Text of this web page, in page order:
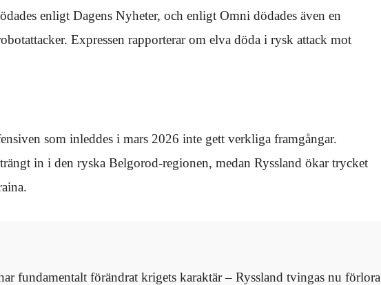
enligt Dagens Nyheter, och enligt Omni dödades även en
Expressen rapporterar om elva döda i rysk attack mot
som inleddes i mars 2026 inte gett verkliga framgångar.
in i den ryska Belgorod-regionen, medan Ryssland ökar trycket
fundamentalt förändrat krigets karaktär – Ryssland tvingas nu förlora